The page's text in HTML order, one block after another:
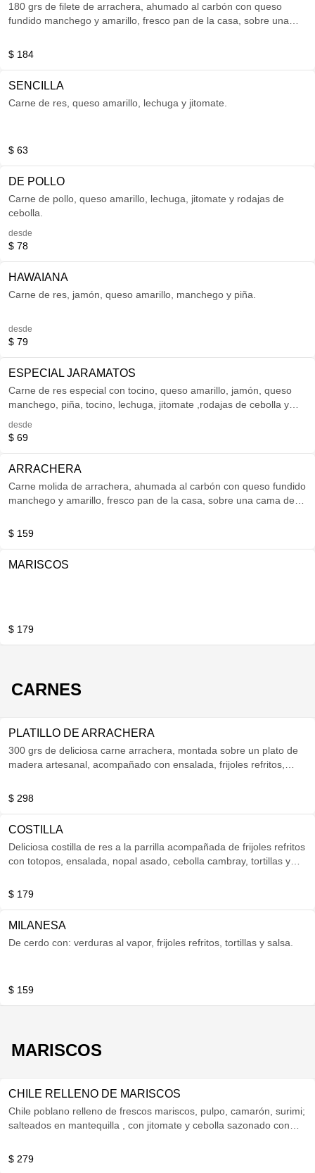
180 grs de filete de arrachera, ahumado al carbón con queso
fundido manchego y amarillo, fresco pan de la casa, sobre una
plato artesanal acompañada con gajos de papa, chiles toreados y
$ 184
SENCILLA
Carne de res, queso amarillo, lechuga y jitomate.
$ 63
DE POLLO
Carne de pollo, queso amarillo, lechuga, jitomate y rodajas de
cebolla.
desde
$ 78
HAWAIANA
Carne de res, jamón, queso amarillo, manchego y piña.
desde
$ 79
ESPECIAL JARAMATOS
Carne de res especial con tocino, queso amarillo, jamón, queso
manchego, piña, tocino, lechuga, jitomate ,rodajas de cebolla y
desde
$ 69
ARRACHERA
Carne molida de arrachera, ahumada al carbón con queso fundido
manchego y amarillo, fresco pan de la casa, sobre una cama de
con gajos de papa, chiles toreados , nopalitos y cebolla cambray.
$ 159
MARISCOS
$ 179
CARNES
PLATILLO DE ARRACHERA
300 grs de deliciosa carne arrachera, montada sobre un plato de
madera artesanal, acompañado con ensalada, frijoles refritos,
salsa.
$ 298
COSTILLA
Deliciosa costilla de res a la parrilla acompañada de frijoles refritos
con totopos, ensalada, nopal asado, cebolla cambray, tortillas y
$ 179
MILANESA
De cerdo con: verduras al vapor, frijoles refritos, tortillas y salsa.
$ 159
MARISCOS
CHILE RELLENO DE MARISCOS
Chile poblano relleno de frescos mariscos, pulpo, camarón, surimi;
salteados en mantequilla , con jitomate y cebolla sazonado con
horno.
$ 279